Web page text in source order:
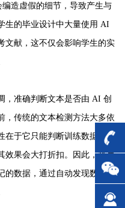
造虚假的细节，导致产生与
生的毕业设计中大量使用 AI
文献，这不仅会影响学生的实
准确判断文本是否由 AI 创
，传统的文本检测方法大多依
在于它只能判断训练数据中包
效果会大打折扣。因此，张岳
的数据，通过自动发现数据中